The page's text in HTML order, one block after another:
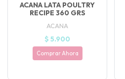
ACANA LATA POULTRY
RECIPE 360 GRS
ACANA
$ 5.900
Comprar Ahora